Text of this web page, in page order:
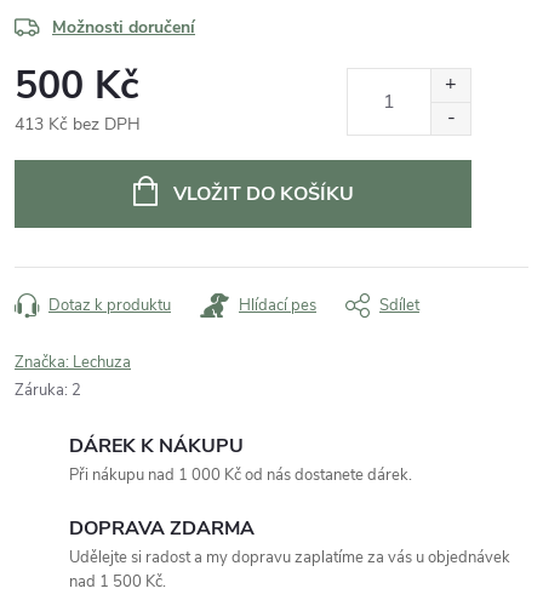
Možnosti doručení
500 Kč
413 Kč bez DPH
VLOŽIT DO KOŠÍKU
Dotaz k produktu Hlídací pes Sdílet
Značka: Lechuza
Záruka: 2
DÁREK K NÁKUPU
Při nákupu nad 1 000 Kč od nás dostanete dárek.
DOPRAVA ZDARMA
Udělejte si radost a my dopravu zaplatíme za vás u objednávek
nad 1 500 Kč.